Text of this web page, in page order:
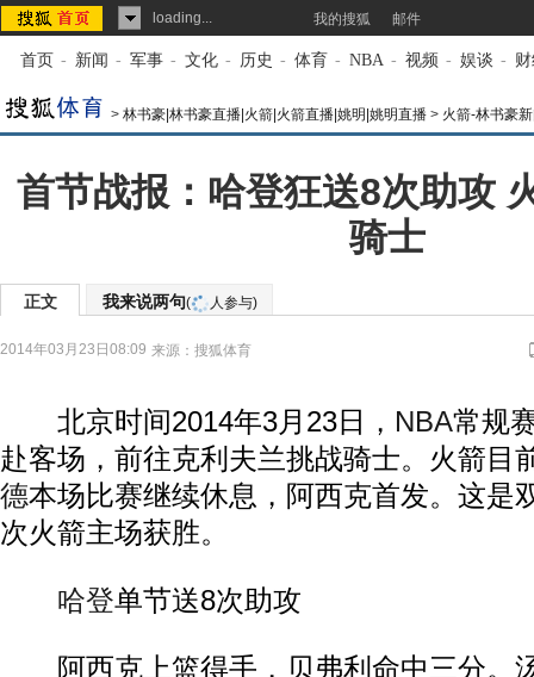
loading... 我的搜狐 邮件
首页 - 新闻 - 军事 - 文化 - 历史 - 体育 - NBA - 视频 - 娱谈 -
> 林书豪|林书豪直播|火箭|火箭直播|姚明|姚明直播 > 火箭-林书豪
首节战报：哈登狂送8次助攻
骑士
正文 我来说两句( 人参与)
2014年03月23日08:09 来源： 搜狐体育
北京时间2014年3月23日， NBA常规
赴客场，前往克利夫兰挑战骑士。火箭目
德本场比赛继续休息，阿西克首发。这是
次火箭主场获胜。
哈登单节送8次助攻
阿西克上篮得手，贝弗利命中三分。